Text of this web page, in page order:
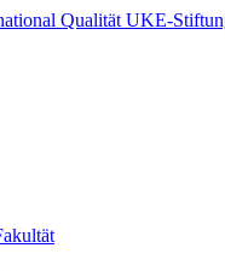
Qualität UKE-